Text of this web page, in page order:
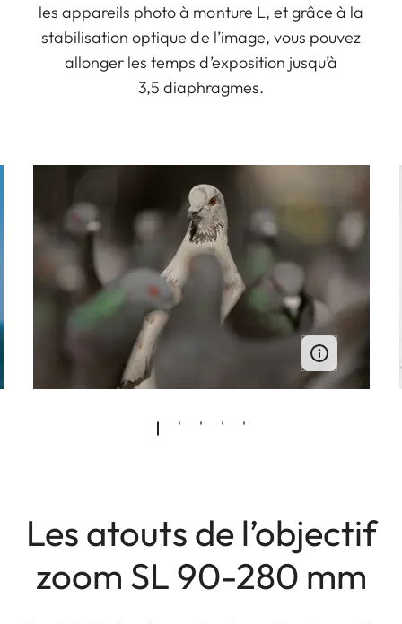
les appareils photo à monture L, et grâce à la
stabilisation optique de l’image, vous pouvez
allonger les temps d’exposition jusqu’à
3,5 diaphragmes.
Les atouts de l’objectif
zoom SL 90-280 mm